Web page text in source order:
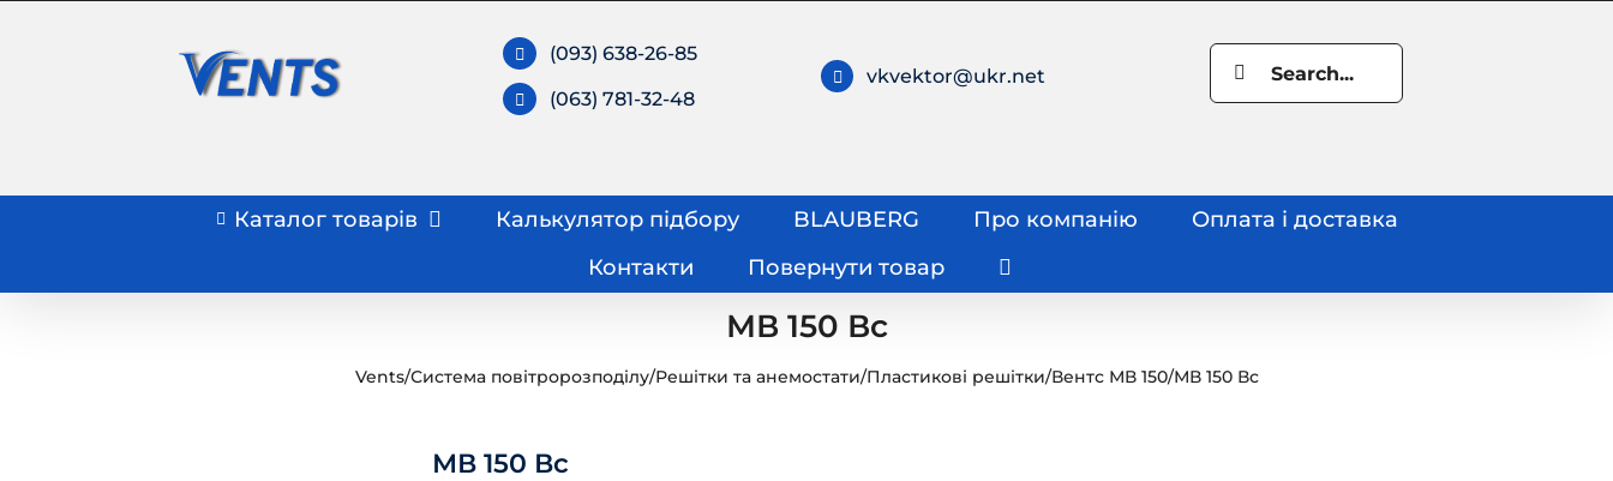
(093) 638-26-85
(063) 781-32-48
vkvektor@ukr.net
Search
for:
Каталог товарів Калькулятор підбору BLAUBERG Про компанію
Оплата і доставка
Контакти
Повернути товар
МВ 150 Вс
Vents/Система повітророзподілу/Решітки та анемостати/Пластикові решітки/Вентс МВ 150/МВ 150 Вс
МВ 150 Вс